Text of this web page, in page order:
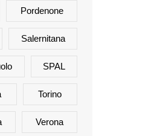
Pordenone
Salernitana
SPAL
Torino
Verona